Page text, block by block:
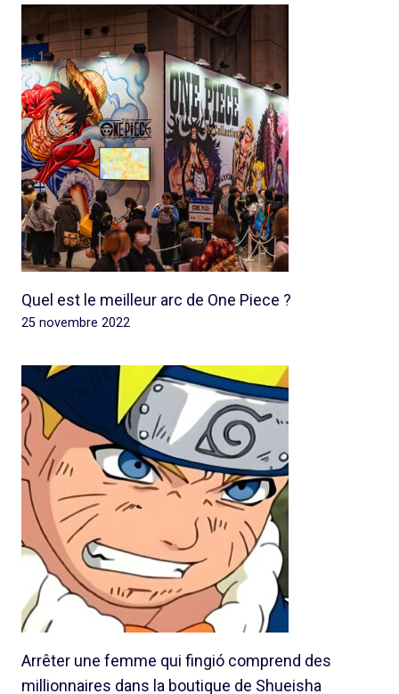
Quel est le meilleur arc de One Piece ?
25 novembre 2022
Arrêter une femme qui fingió comprend des
millionnaires dans la boutique de Shueisha